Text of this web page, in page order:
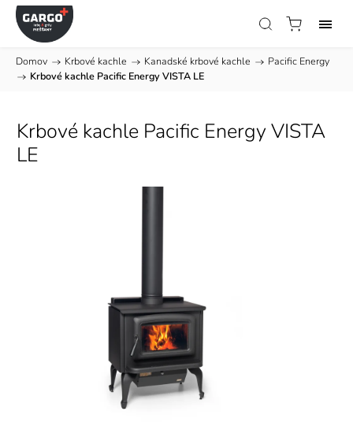
Domov / Krbové kachle / Kanadské krbové kachle /
Pacific Energy
/
Krbové kachle Pacific Energy VISTA LE
Krbové kachle Pacific Energy VISTA
LE